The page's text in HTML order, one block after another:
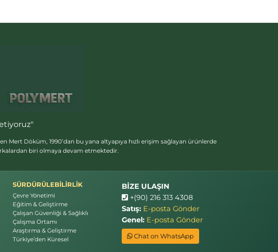
Döküm, 1990’dan bu yana altyapıya hızlı erişim sağlayan ürünlerde
biri olmaya devam etmektedir.
SÜRDÜRÜLEBİLİRLİK
Çevre Yönetimi
Eğitim & Geliştirme
Çalışan Güvenliği & Sağlıklı
Çalışma Ortamı
Araştırma & Geliştirme
Türkiye’den Küresel
BİZE ULAŞIN
+(90) 216 313 4308
Satış: E-posta Gönder
Genel: E-posta Gönder
Chat on WhatsApp